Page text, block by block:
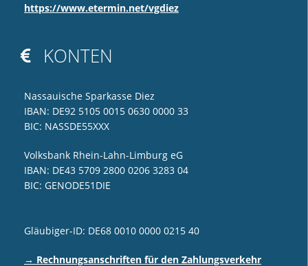
https://www.etermin.net/vgdiez
 KONTEN
Nassauische Sparkasse Diez
IBAN: DE92 5105 0015 0630 0000 33
BIC: NASSDE55XXX
Volksbank Rhein-Lahn-Limburg eG
IBAN: DE43 5709 2800 0206 3283 04
BIC: GENODE51DIE
Gläubiger-ID: DE68 0010 0000 0215 40
→ Rechnungsanschriften für den Zahlungsverkehr